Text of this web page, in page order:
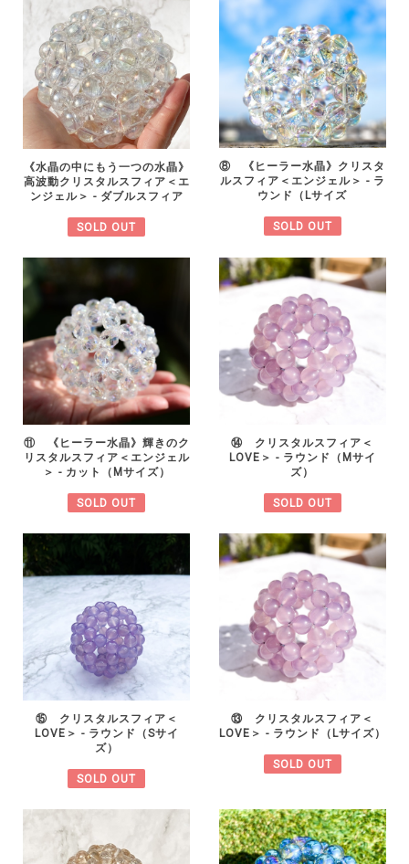
《水晶の中にもう一つの水晶》
高波動クリスタルスフィア＜エ
ンジェル＞ - ダブルスフィア
SOLD OUT
⑧ 《ヒーラー水晶》クリスタ
ルスフィア＜エンジェル＞ - ラ
ウンド（Lサイズ
SOLD OUT
⑪ 《ヒーラー水晶》輝きのク
リスタルスフィア＜エンジェル
＞ - カット（Mサイズ）
SOLD OUT
⑭ クリスタルスフィア＜
LOVE＞ - ラウンド（Mサイ
ズ）
SOLD OUT
⑮ クリスタルスフィア＜
LOVE＞ - ラウンド（Sサイ
ズ）
SOLD OUT
⑬ クリスタルスフィア＜
LOVE＞ - ラウンド（Lサイズ）
SOLD OUT